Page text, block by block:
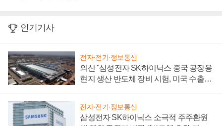
인기기사
전자·전기·정보통신
외신 "삼성전자 SK하이닉스 중국 공장용
현지 생산 반도체 장비 시험, 미국 수출통
전자·전기·정보통신
삼성전자 SK하이닉스 소극적 주주환원